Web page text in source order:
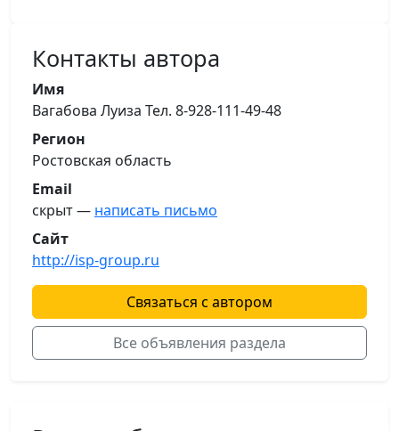
Контакты автора
Имя
Вагабова Луиза Тел. 8-928-111-49-48
Регион
Ростовская область
Email
скрыт — написать письмо
Сайт
http://isp-group.ru
Связаться с автором
Все объявления раздела